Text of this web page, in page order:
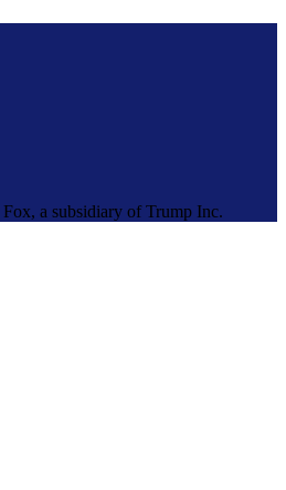
a subsidiary of Trump Inc.